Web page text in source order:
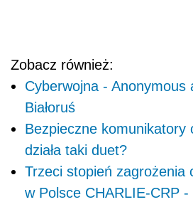
Zobacz również:
Cyberwojna - Anonymous
Białoruś
Bezpieczne komunikatory
działa taki duet?
Trzeci stopień zagrożenia
w Polsce CHARLIE-CRP